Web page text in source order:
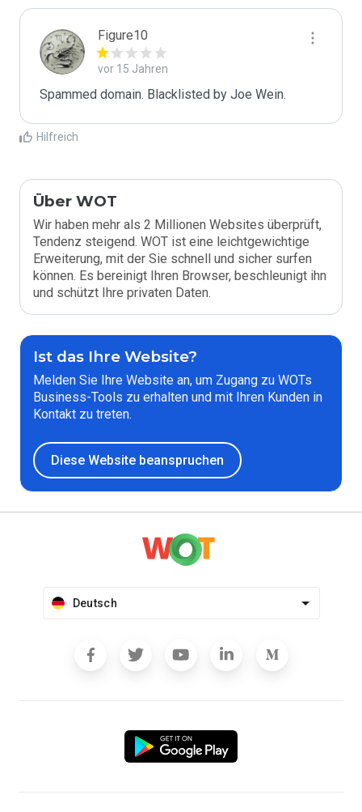
Figure10
vor 15 Jahren
Spammed domain. Blacklisted by Joe Wein.
Hilfreich
Über WOT
Wir haben mehr als 2 Millionen Websites überprüft,
Tendenz steigend. WOT ist eine leichtgewichtige
Erweiterung, mit der Sie schnell und sicher surfen
können. Es bereinigt Ihren Browser, beschleunigt ihn
und schützt Ihre privaten Daten.
Ist das Ihre Website?
Melden Sie Ihre Website an, um Zugang zu WOTs
Business-Tools zu erhalten und mit Ihren Kunden in
Kontakt zu treten.
Diese Website beanspruchen
Deutsch